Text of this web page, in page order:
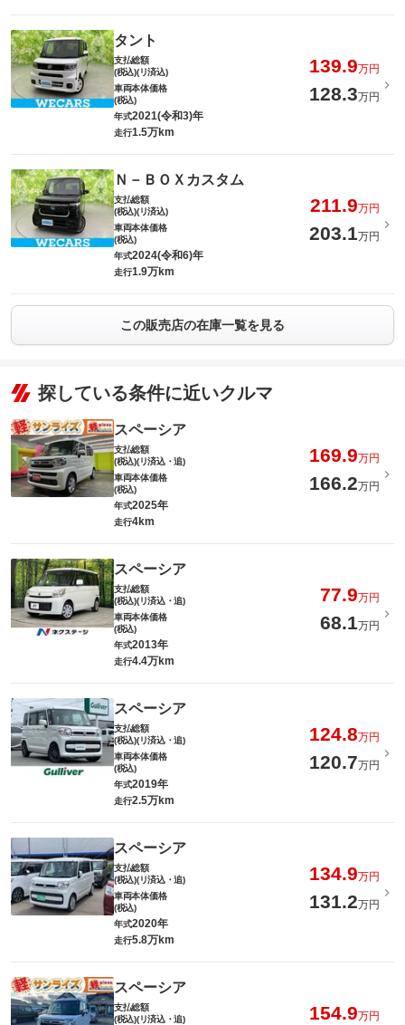
タント
支払総額
(税込)(リ済込)
139.9万円
車両本体価格
(税込)
128.3万円
年式2021(令和3)年
走行1.5万km
Ｎ－ＢＯＸカスタム
支払総額
(税込)(リ済込)
211.9万円
車両本体価格
(税込)
203.1万円
年式2024(令和6)年
走行1.9万km
この販売店の在庫一覧を見る
探している条件に近いクルマ
スペーシア
支払総額
(税込)(リ済込・追)
169.9万円
車両本体価格
(税込)
166.2万円
年式2025年
走行4km
スペーシア
支払総額
(税込)(リ済込・追)
77.9万円
車両本体価格
(税込)
68.1万円
年式2013年
走行4.4万km
スペーシア
支払総額
(税込)(リ済込・追)
124.8万円
車両本体価格
(税込)
120.7万円
年式2019年
走行2.5万km
スペーシア
支払総額
(税込)(リ済込・追)
134.9万円
車両本体価格
(税込)
131.2万円
年式2020年
走行5.8万km
スペーシア
支払総額
(税込)(リ済込・追)
154.9万円